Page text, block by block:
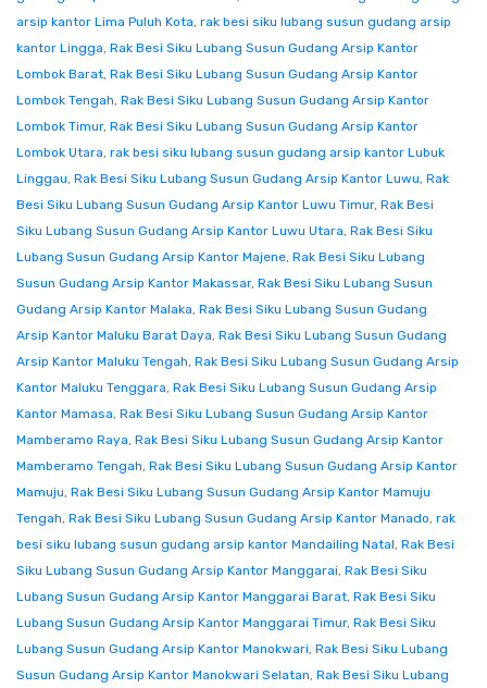
arsip kantor Lima Puluh Kota, rak besi siku lubang susun gudang arsip
kantor Lingga, Rak Besi Siku Lubang Susun Gudang Arsip Kantor
Lombok Barat, Rak Besi Siku Lubang Susun Gudang Arsip Kantor
Lombok Tengah, Rak Besi Siku Lubang Susun Gudang Arsip Kantor
Lombok Timur, Rak Besi Siku Lubang Susun Gudang Arsip Kantor
Lombok Utara, rak besi siku lubang susun gudang arsip kantor Lubuk
Linggau, Rak Besi Siku Lubang Susun Gudang Arsip Kantor Luwu, Rak
Besi Siku Lubang Susun Gudang Arsip Kantor Luwu Timur, Rak Besi
Siku Lubang Susun Gudang Arsip Kantor Luwu Utara, Rak Besi Siku
Lubang Susun Gudang Arsip Kantor Majene, Rak Besi Siku Lubang
Susun Gudang Arsip Kantor Makassar, Rak Besi Siku Lubang Susun
Gudang Arsip Kantor Malaka, Rak Besi Siku Lubang Susun Gudang
Arsip Kantor Maluku Barat Daya, Rak Besi Siku Lubang Susun Gudang
Arsip Kantor Maluku Tengah, Rak Besi Siku Lubang Susun Gudang Arsip
Kantor Maluku Tenggara, Rak Besi Siku Lubang Susun Gudang Arsip
Kantor Mamasa, Rak Besi Siku Lubang Susun Gudang Arsip Kantor
Mamberamo Raya, Rak Besi Siku Lubang Susun Gudang Arsip Kantor
Mamberamo Tengah, Rak Besi Siku Lubang Susun Gudang Arsip Kantor
Mamuju, Rak Besi Siku Lubang Susun Gudang Arsip Kantor Mamuju
Tengah, Rak Besi Siku Lubang Susun Gudang Arsip Kantor Manado, rak
besi siku lubang susun gudang arsip kantor Mandailing Natal, Rak Besi
Siku Lubang Susun Gudang Arsip Kantor Manggarai, Rak Besi Siku
Lubang Susun Gudang Arsip Kantor Manggarai Barat, Rak Besi Siku
Lubang Susun Gudang Arsip Kantor Manggarai Timur, Rak Besi Siku
Lubang Susun Gudang Arsip Kantor Manokwari, Rak Besi Siku Lubang
Susun Gudang Arsip Kantor Manokwari Selatan, Rak Besi Siku Lubang